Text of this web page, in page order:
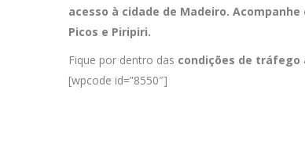
acesso à cidade de Madeiro.
Picos e Piripiri.
Fique por dentro das condições de tráfego
[wpcode id=”8550″]